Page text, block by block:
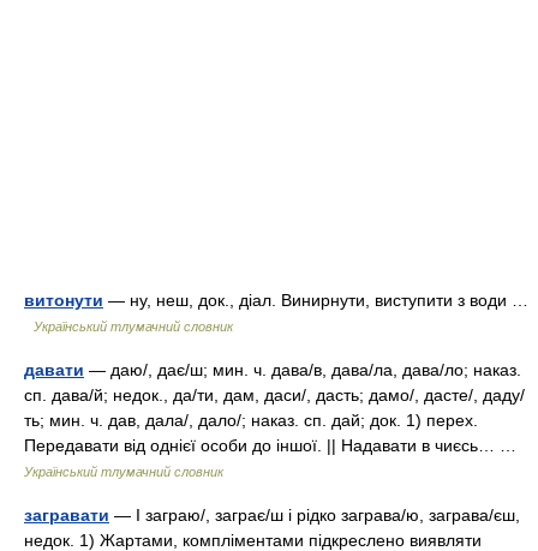
витонути — ну, неш, док., діал. Винирнути, виступити з води …
Український тлумачний словник
давати — даю/, дає/ш; мин. ч. дава/в, дава/ла, дава/ло; наказ.
сп. дава/й; недок., да/ти, дам, даси/, дасть; дамо/, дасте/, даду/
ть; мин. ч. дав, дала/, дало/; наказ. сп. дай; док. 1) перех.
Передавати від однієї особи до іншої. || Надавати в чиєсь… …
Український тлумачний словник
загравати — I заграю/, заграє/ш і рідко заграва/ю, заграва/єш,
недок. 1) Жартами, компліментами підкреслено виявляти